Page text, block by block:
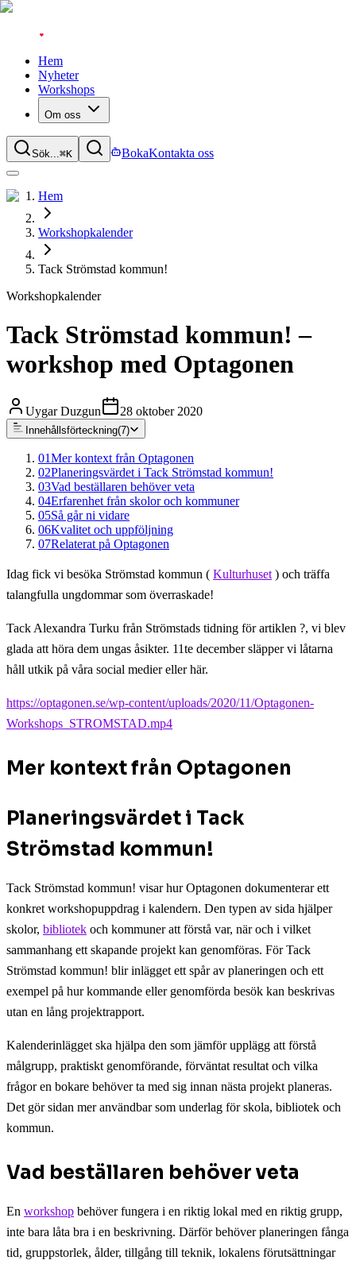
Hem
Nyheter
Workshops
Om oss
Sök...⌘K BokaKontakta oss
Hem
Workshopkalender
Tack Strömstad kommun!
Workshopkalender
Tack Strömstad kommun! –
workshop med Optagonen
Uygar Duzgun 28 oktober 2020
Innehållsförteckning(7)
01Mer kontext från Optagonen
02Planeringsvärdet i Tack Strömstad kommun!
03Vad beställaren behöver veta
04Erfarenhet från skolor och kommuner
05Så går ni vidare
06Kvalitet och uppföljning
07Relaterat på Optagonen
Idag fick vi besöka Strömstad kommun ( Kulturhuset ) och träffa
talangfulla ungdommar som överraskade!
Tack Alexandra Turku från Strömstads tidning för artiklen ?, vi blev
glada att höra dem ungas åsikter. 11te december släpper vi låtarna
håll utkik på våra social medier eller här.
https://optagonen.se/wp-content/uploads/2020/11/Optagonen-
Workshops_STROMSTAD.mp4
Mer kontext från Optagonen
Planeringsvärdet i Tack
Strömstad kommun!
Tack Strömstad kommun! visar hur Optagonen dokumenterar ett
konkret workshopuppdrag i kalendern. Den typen av sida hjälper
skolor, bibliotek och kommuner att förstå var, när och i vilket
sammanhang ett skapande projekt kan genomföras. För Tack
Strömstad kommun! blir inlägget ett spår av planeringen och ett
exempel på hur kommande eller genomförda besök kan beskrivas
utan en lång projektrapport.
Kalenderinlägget ska hjälpa den som jämför upplägg att förstå
målgrupp, praktiskt genomförande, förväntat resultat och vilka
frågor en bokare behöver ta med sig innan nästa projekt planeras.
Det gör sidan mer användbar som underlag för skola, bibliotek och
kommun.
Vad beställaren behöver veta
En workshop behöver fungera i en riktig lokal med en riktig grupp,
inte bara låta bra i en beskrivning. Därför behöver planeringen fånga
tid, gruppstorlek, ålder, tillgång till teknik, lokalens förutsättningar